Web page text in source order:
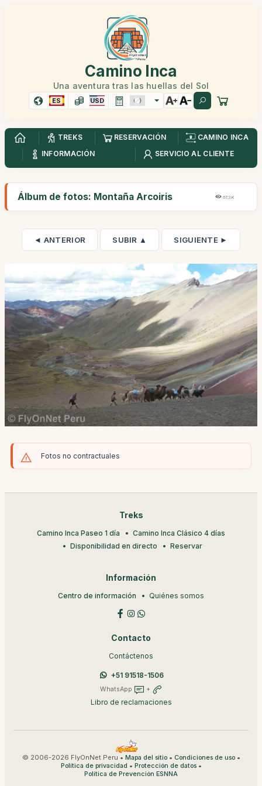
Camino Inca
Una aventura tras las huellas del Sol
ES USD
TREKS RESERVACIÓN
CAMINO INCA
INFORMACIÓN
SERVICIO AL CLIENTE
Álbum de fotos: Montaña Arcoiris 67,3K
◄ ANTERIOR SUBIR ▲ SIGUIENTE ►
Fotos no contractuales
Treks
Camino Inca Paseo 1 día
Camino Inca Clásico 4 días
Disponibilidad en directo
Reservar
Información
Centro de información Quiénes somos
Contacto
Contáctenos
+51 91518-1506
WhatsApp +
Libro de reclamaciones
© 2006-2026 FlyOnNet Peru • Mapa del sitio• Condiciones de uso•
Política de privacidad • Protección de datos•
Política de Prevención ESNNA